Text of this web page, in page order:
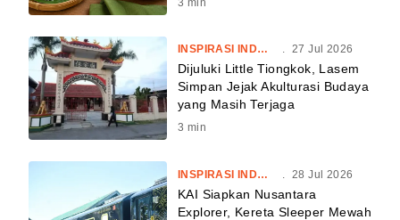
3 min
INSPIRASI INDONESIA . 27 Jul 2026
Dijuluki Little Tiongkok, Lasem
Simpan Jejak Akulturasi Budaya
yang Masih Terjaga
3 min
INSPIRASI INDONESIA 28 Jul 2026
KAI Siapkan Nusantara
Explorer, Kereta Sleeper Mewah